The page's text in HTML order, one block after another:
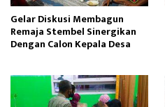
Gelar Diskusi Membagun
Remaja Stembel Sinergikan
Dengan Calon Kepala Desa